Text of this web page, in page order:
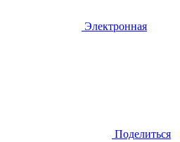
Электронная
Поделиться